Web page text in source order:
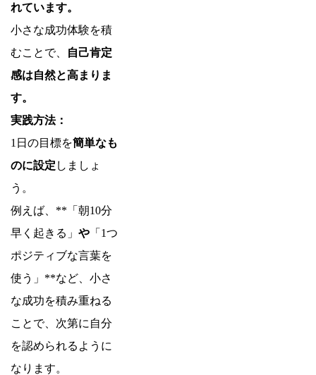
れています。
小さな成功体験を積
むことで、
自己肯定
感は自然と高まりま
す。
実践方法：
1日の目標を簡単なも
のに設定 しましょ
う。
例えば、**「朝10分
早く起きる」 や 「1つ
ポジティブな言葉を
使う」**など、小さ
な成功を積み重ねる
ことで、次第に自分
を認められるように
なります。